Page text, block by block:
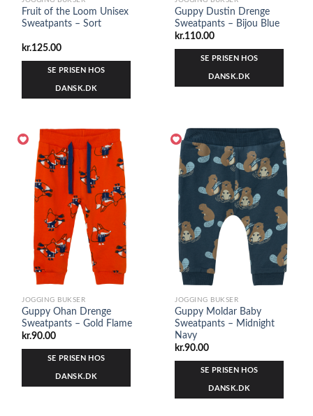
Fruit of the Loom Unisex
Sweatpants – Sort
kr.125.00
SE PRISEN HOS
DANSK.DK
Guppy Dustin Drenge
Sweatpants – Bijou Blue
kr.110.00
SE PRISEN HOS
DANSK.DK
JOGGING BUKSER
Guppy Ohan Drenge
Sweatpants – Gold Flame
kr.90.00
SE PRISEN HOS
DANSK.DK
JOGGING BUKSER
Guppy Moldar Baby
Sweatpants – Midnight
Navy
kr.90.00
SE PRISEN HOS
DANSK.DK